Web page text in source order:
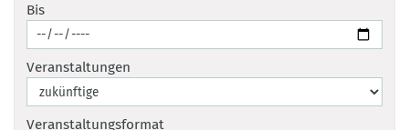
Bis
Veranstaltungen
Veranstaltungsformat